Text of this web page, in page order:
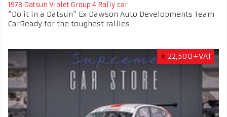
1978 Datsun Violet Group 4 Rally car
“Do it in a Datsun” Ex Dawson Auto Developments Team
Car ​​​​​​Ready for the toughest rallies
€ 22,500+VAT